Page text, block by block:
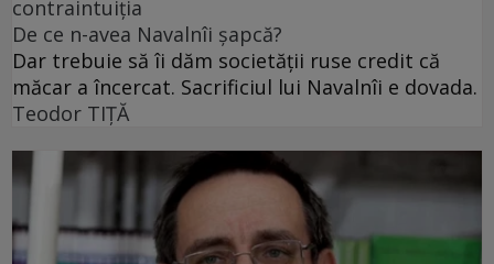
contraintuiția
De ce n-avea Navalnîi șapcă?
Dar trebuie să îi dăm societății ruse credit că
măcar a încercat. Sacrificiul lui Navalnîi e dovada.
Teodor TIŢĂ